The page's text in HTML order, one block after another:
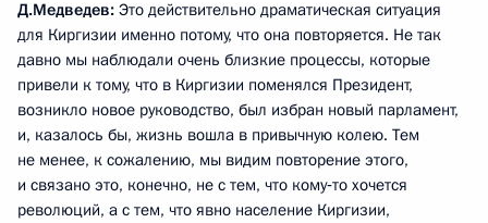
Д.Медведев: Это действительно драматическая ситуация
для Киргизии именно потому, что она повторяется. Не так
давно мы наблюдали очень близкие процессы, которые
привели к тому, что в Киргизии поменялся Президент,
возникло новое руководство, был избран новый парламент,
и, казалось бы, жизнь вошла в привычную колею. Тем
не менее, к сожалению, мы видим повторение этого,
и связано это, конечно, не с тем, что кому‑то хочется
революций, а с тем, что явно население Киргизии,